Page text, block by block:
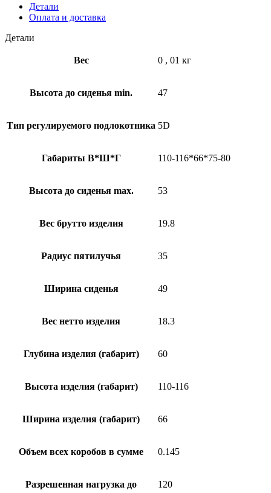
Детали
Оплата и доставка
Детали
Вес 0 , 01 кг
Высота до сиденья min. 47
Тип регулируемого подлокотника 5D
Габариты В*Ш*Г 110-116*66*75-80
Высота до сиденья max. 53
Вес брутто изделия 19.8
Радиус пятилучья 35
Ширина сиденья 49
Вес нетто изделия 18.3
Глубина изделия (габарит) 60
Высота изделия (габарит) 110-116
Ширина изделия (габарит) 66
Объем всех коробов в сумме 0.145
Разрешенная нагрузка до 120